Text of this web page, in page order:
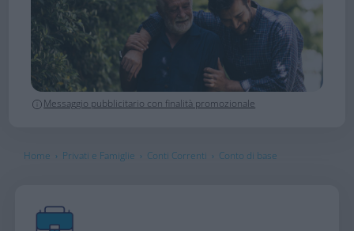
Messaggio pubblicitario con finalità promozionale
Home › Privati e Famiglie › Conti Correnti › Conto di base